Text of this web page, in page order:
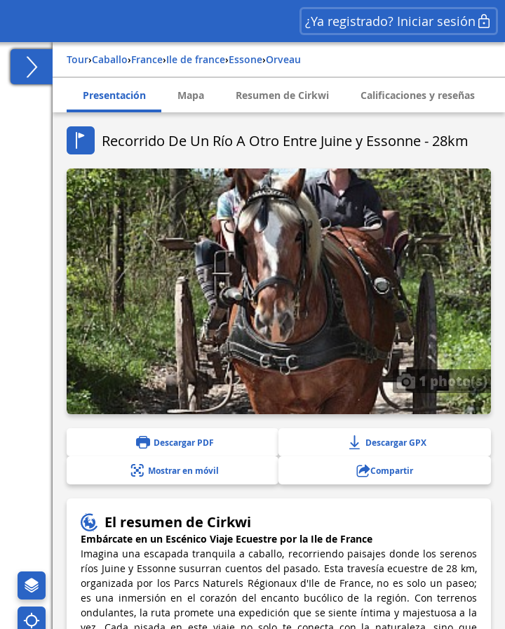
¿Ya registrado? Iniciar sesión
Tour› Caballo› france› ile de france› essone› orveau
Presentación Mapa Resumen de Cirkwi Calificaciones y reseñas
Recorrido De Un Río A Otro Entre Juine y Essonne - 28km
1 photo(s)
Descargar PDF Descargar GPX
Mostrar en móvil Compartir
El resumen de Cirkwi
Embárcate en un Escénico Viaje Ecuestre por la Ile de France
Imagina una escapada tranquila a caballo, recorriendo paisajes donde los serenos
ríos Juine y Essonne susurran cuentos del pasado. Esta travesía ecuestre de 28 km,
organizada por los Parcs Naturels Régionaux d'Ile de France, no es solo un paseo;
es una inmersión en el corazón del encanto bucólico de la región. Con terrenos
ondulantes, la ruta promete una expedición que se siente íntima y majestuosa a la